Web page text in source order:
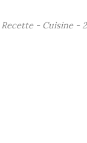
Recette - Cuisine -